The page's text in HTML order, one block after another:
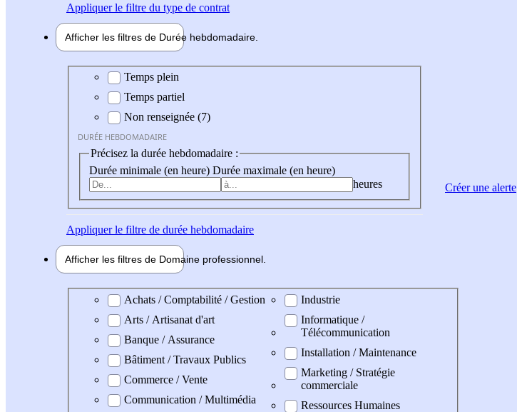
Appliquerle filtre du type de contrat
Afficher les filtres de Durée hebdomadaire
Durée hebdomadaire
Temps plein
Temps partiel
Non renseignée (7)
DURÉE HEBDOMADAIRE
Précisez la durée hebdomadaire :
Durée minimale (en heure) Durée maximale (en heure)
heures
Appliquerle filtre de durée hebdomadaire
Afficher les filtres de Domaine professionnel
Domaine professionel
Achats / Comptabilité / Gestion
Arts / Artisanat d'art
Banque / Assurance
Bâtiment / Travaux Publics
Commerce / Vente
Communication / Multimédia
Industrie
Informatique /
Télécommunication
Installation / Maintenance
Marketing / Stratégie
commerciale
Ressources Humaines
Créer une alerte